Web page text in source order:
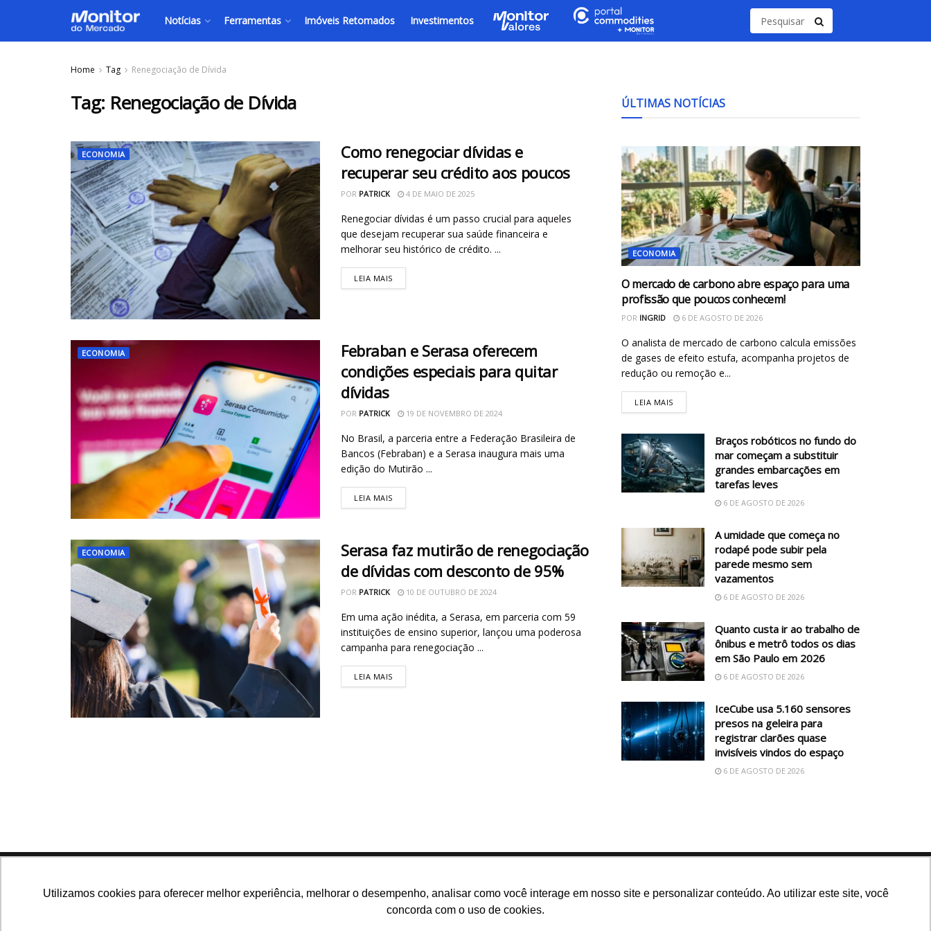
Utilizamos cookies para oferecer melhor experiência, melhorar o desempenho, analisar como você interage em nosso site e personalizar conteúdo. Ao utilizar este site, você
concorda com o uso de cookies.
Notícias Ferramentas Imóveis Retomados Investimentos
Home Tag Renegociação de Dívida
Tag: Renegociação de Dívida
ECONOMIA
Como renegociar dívidas e
recuperar seu crédito aos poucos
POR PATRICK 4 DE MAIO DE 2025
Renegociar dívidas é um passo crucial para aqueles
que desejam recuperar sua saúde financeira e
melhorar seu histórico de crédito. ...
LEIA MAIS
ECONOMIA
Febraban e Serasa oferecem
condições especiais para quitar
dívidas
POR PATRICK 19 DE NOVEMBRO DE 2024
No Brasil, a parceria entre a Federação Brasileira de
Bancos (Febraban) e a Serasa inaugura mais uma
edição do Mutirão ...
LEIA MAIS
ECONOMIA
Serasa faz mutirão de renegociação
de dívidas com desconto de 95%
POR PATRICK 10 DE OUTUBRO DE 2024
Em uma ação inédita, a Serasa, em parceria com 59
instituições de ensino superior, lançou uma poderosa
campanha para renegociação ...
LEIA MAIS
ÚLTIMAS NOTÍCIAS
ECONOMIA
O mercado de carbono abre espaço para uma
profissão que poucos conhecem!
POR INGRID 6 DE AGOSTO DE 2026
O analista de mercado de carbono calcula emissões
de gases de efeito estufa, acompanha projetos de
redução ou remoção e...
LEIA MAIS
Braços robóticos no fundo do
mar começam a substituir
grandes embarcações em
tarefas leves
6 DE AGOSTO DE 2026
A umidade que começa no
rodapé pode subir pela
parede mesmo sem
vazamentos
6 DE AGOSTO DE 2026
Quanto custa ir ao trabalho de
ônibus e metrô todos os dias
em São Paulo em 2026
6 DE AGOSTO DE 2026
IceCube usa 5.160 sensores
presos na geleira para
registrar clarões quase
invisíveis vindos do espaço
6 DE AGOSTO DE 2026
Siga nossas redes